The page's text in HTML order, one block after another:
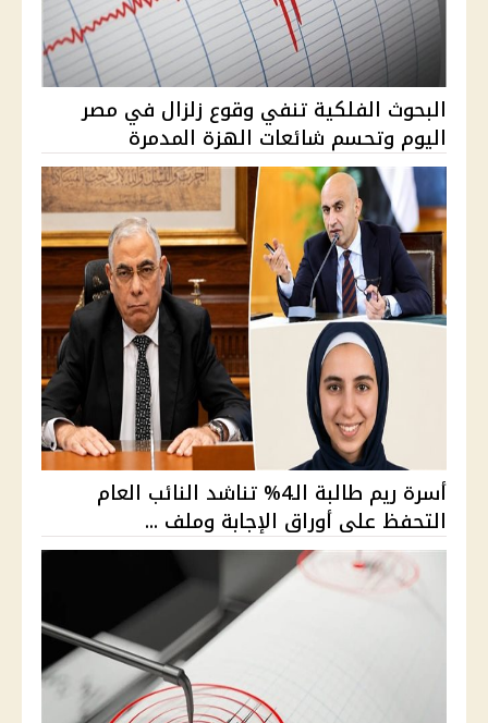
البحوث الفلكية تنفي وقوع زلزال في مصر
اليوم وتحسم شائعات الهزة المدمرة
أسرة ريم طالبة الـ4% تناشد النائب العام
التحفظ على أوراق الإجابة وملف ...